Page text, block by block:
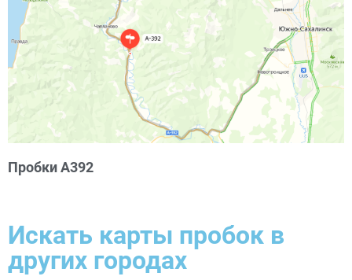
Пробки А392
Искать карты пробок в
других городах